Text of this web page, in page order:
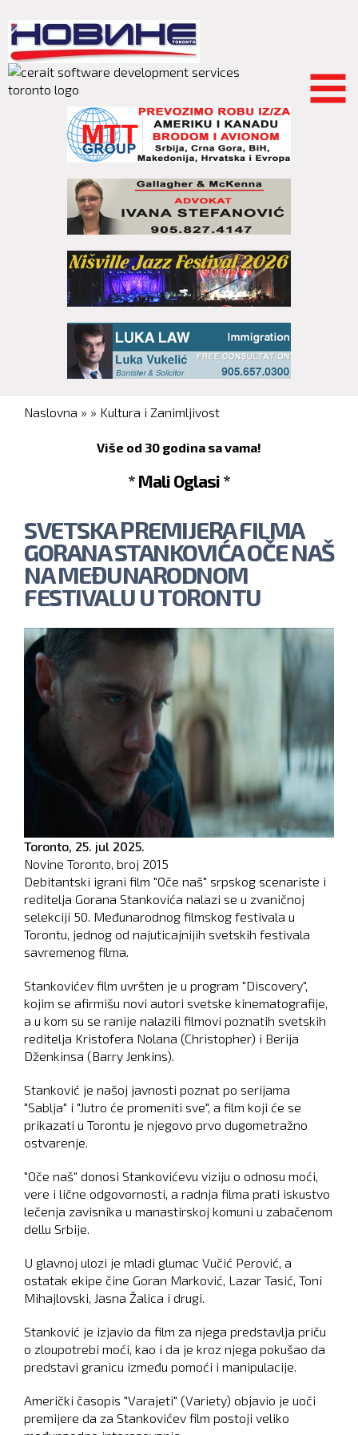
main
content
You are here
Naslovna » » Kultura i Zanimljivost
Više od 30 godina sa vama!
* Mali Oglasi *
SVETSKA PREMIJERA FILMA
GORANA STANKOVIĆA OČE NAŠ
NA MEĐUNARODNOM
FESTIVALU U TORONTU
Toronto, 25. jul 2025.
Novine Toronto, broj 2015
Debitantski igrani film "Oče naš" srpskog scenariste i
reditelja Gorana Stankovića nalazi se u zvaničnoj
selekciji 50. Međunarodnog filmskog festivala u
Torontu, jednog od najuticajnijih svetskih festivala
savremenog filma.
Stankovićev film uvršten je u program "Discovery",
kojim se afirmišu novi autori svetske kinematografije,
a u kom su se ranije nalazili filmovi poznatih svetskih
reditelja Kristofera Nolana (Christopher) i Berija
Dženkinsa (Barry Jenkins).
Stanković je našoj javnosti poznat po serijama
"Sablja" i "Jutro će promeniti sve", a film koji će se
prikazati u Torontu je njegovo prvo dugometražno
ostvarenje.
"Oče naš" donosi Stankovićevu viziju o odnosu moći,
vere i lične odgovornosti, a radnja filma prati iskustvo
lečenja zavisnika u manastirskoj komuni u zabačenom
dellu Srbije.
U glavnoj ulozi je mladi glumac Vučić Perović, a
ostatak ekipe čine Goran Marković, Lazar Tasić, Toni
Mihajlovski, Jasna Žalica i drugi.
Stanković je izjavio da film za njega predstavlja priču
o zloupotrebi moći, kao i da je kroz njega pokušao da
predstavi granicu između pomoći i manipulacije.
Američki časopis "Varajeti" (Variety) objavio je uoči
premijere da za Stankovićev film postoji veliko